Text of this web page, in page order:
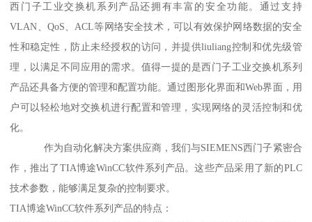
西门子工业交换机系列产品还拥有丰富的安全功能。通过支持
VLAN、QoS、ACL等网络安全技术，可以有效保护网络数据的安全
性和稳定性，防止未经授权的访问，并提供liuliang控制和优先级管
理，以满足不同应用的需求。值得一提的是西门子工业交换机系列
产品还具备方便的管理和配置功能。通过图形化界面和Web界面，用
户可以轻松地对交换机进行配置和管理，实现网络的灵活控制和优
化。
作为自动化解决方案供应商，我们与SIEMENS西门子紧密合
作，推出了TIA博途WinCC软件系列产品。这些产品采用了新的PLC
技术参数，能够满足复杂的控制要求。
TIA博途WinCC软件系列产品的特点：